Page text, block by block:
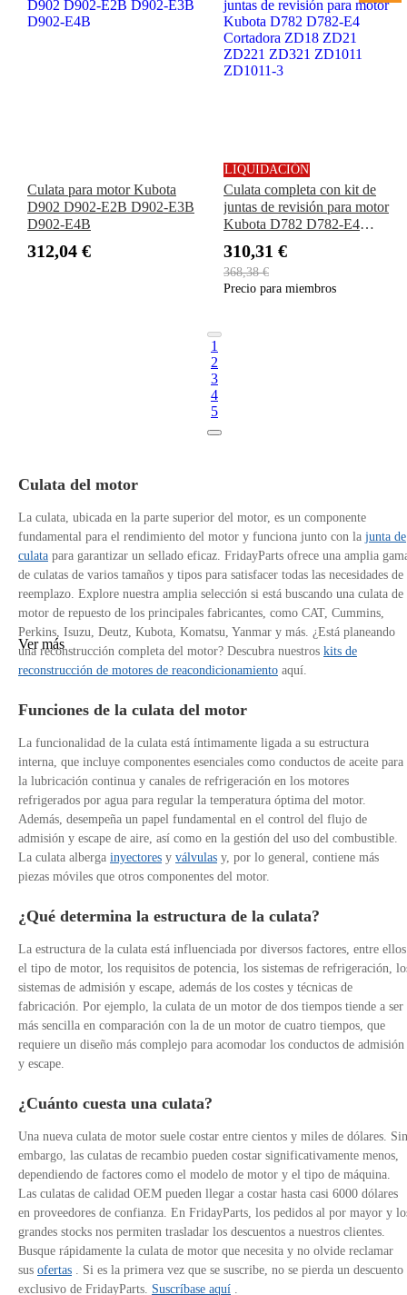
Culata para motor Kubota
D902 D902-E2B D902-E3B
D902-E4B
312,04 €
LIQUIDACIÓN
Culata completa con kit de
juntas de revisión para motor
Kubota D782 D782-E4
ZD221 ZD321 ZD1011
ZD1011-3
310,31 €
368,38 €
Precio para miembros
1
2
3
4
5
Culata del motor
La culata, ubicada en la parte superior del motor, es un componente
fundamental para el rendimiento del motor y funciona junto con la junta de
culata para garantizar un sellado eficaz. FridayParts ofrece una amplia
de culatas de varios tamaños y tipos para satisfacer todas las necesidades de
reemplazo. Explore nuestra amplia selección si está buscando una culata de
motor de repuesto de los principales fabricantes, como CAT, Cummins,
Perkins, Isuzu, Deutz, Kubota, Komatsu, Yanmar y más. ¿Está planeando
una reconstrucción completa del motor? Descubra nuestros kits de
reconstrucción de motores de reacondicionamiento aquí.
Funciones de la culata del motor
La funcionalidad de la culata está íntimamente ligada a su estructura
interna, que incluye componentes esenciales como conductos de aceite para
la lubricación continua y canales de refrigeración en los motores
refrigerados por agua para regular la temperatura óptima del motor.
Además, desempeña un papel fundamental en el control del flujo de
admisión y escape de aire, así como en la gestión del uso del combustible.
La culata alberga inyectores y válvulas y, por lo general, contiene más
piezas móviles que otros componentes del motor.
¿Qué determina la estructura de la culata?
La estructura de la culata está influenciada por diversos factores, entre ellos
el tipo de motor, los requisitos de potencia, los sistemas de refrigeración,
sistemas de admisión y escape, además de los costes y técnicas de
fabricación. Por ejemplo, la culata de un motor de dos tiempos tiende a ser
más sencilla en comparación con la de un motor de cuatro tiempos, que
requiere un diseño más complejo para acomodar los conductos de admisión
y escape.
¿Cuánto cuesta una culata?
Una nueva culata de motor suele costar entre cientos y miles de dólares. Sin
embargo, las culatas de recambio pueden costar significativamente menos,
dependiendo de factores como el modelo de motor y el tipo de máquina.
Las culatas de calidad OEM pueden llegar a costar hasta casi 6000 dólares
en proveedores de confianza. En FridayParts, los pedidos al por mayor y
grandes stocks nos permiten trasladar los descuentos a nuestros clientes.
Busque rápidamente la culata de motor que necesita y no olvide reclamar
sus ofertas . Si es la primera vez que se suscribe, no se pierda un descuento
exclusivo de FridayParts. Suscríbase aquí .
Ver más